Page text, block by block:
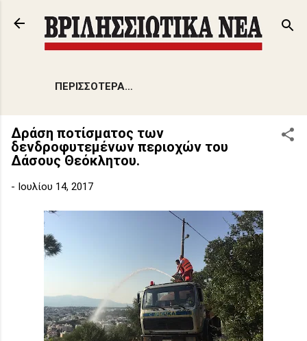
Μετάβαση στο κύριο περιεχόμενο
ΠΕΡΙΣΣΌΤΕΡΑ…
Δράση ποτίσματος των
δενδροφυτεμένων περιοχών του
Δάσους Θεόκλητου.
- Ιουλίου 14, 2017